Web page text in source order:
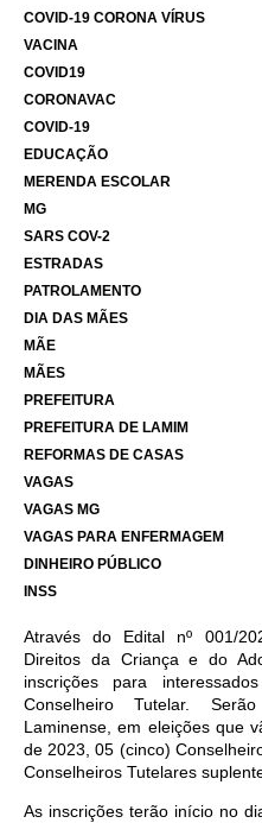
COVID-19 CORONA VÍRUS
VACINA
COVID19
CORONAVAC
COVID-19
EDUCAÇÃO
MERENDA ESCOLAR
MG
SARS COV-2
ESTRADAS
PATROLAMENTO
DIA DAS MÃES
MÃE
MÃES
PREFEITURA
PREFEITURA DE LAMIM
REFORMAS DE CASAS
VAGAS
VAGAS MG
VAGAS PARA ENFERMAGEM
DINHEIRO PÚBLICO
INSS
Através do Edital nº 001/
Direitos da Criança e do
inscrições para
Conselheiro Tutelar.
Laminense, em eleições que
de 2023, 05 (cinco)
Conselheiros Tutelares
As inscrições terão início no